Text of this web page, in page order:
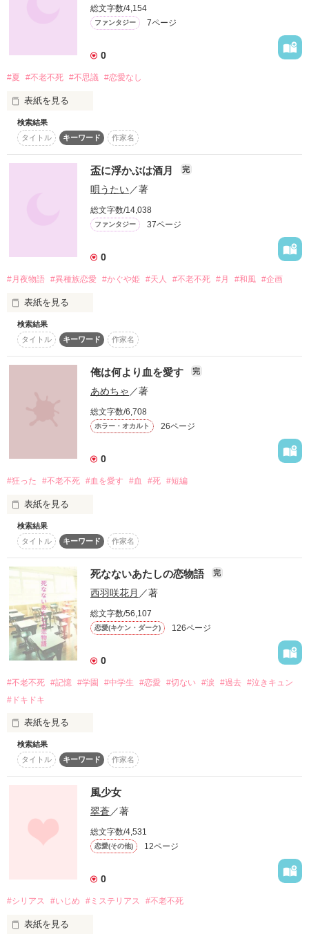
遠い遠い遥か昔に端を発する
悲劇に包まれた謎。
欲望は狂い咲き、血乱れ舞い散る。
あなたは
孤独に生きることになろうとも
永遠の命が欲しいですか────？
『Tagelied』
作品を読む
___________________
〈共に自由を目指そう｡〉
.
作品を読む
総文字数/4,154
ファンタジー 7ページ
0
#夏 #不老不死 #不思議 #恋愛なし
表紙を見る
夏の幻影
不老不死って、欲しいですか?
検索結果
タイトル
キーワード 作家名
盃に浮かぶは酒月 完
唄うたい／著
総文字数/14,038
ファンタジー 37ページ
0
#月夜物語 #異種族恋愛 #かぐや姫 #天人 #不老不死 #月 #和風 #企画
表紙を見る
貴女を捕まえることは
私にはできない
小さな盃の酒に映しても
貴女は手に入りはしないのに
空に浮かぶ月を
抱けよう？
作品を読む
検索結果
タイトル
キーワード 作家名
俺は何より血を愛す 完
あめちゃ ／著
総文字数/6,708
ホラー・オカルト 26ページ
0
#狂った #不老不死 #血を愛す #血 #死 #短編
表紙を見る
「お前は死ぬんだよ」
そう言われたから
お前を殺して血を飲んだ
「血を飲んでも
絶対になれるんだ
だからお前も殺してやる
俺は生きたいんだ...
検索結果
タイトル
キーワード 作家名
死なないあたしの恋物語 完
西羽咲花月 ／著
総文字数/56,107
恋愛(キケン・ダーク) 126ページ
0
#不老不死 #記憶 #学園 #中学生 #恋愛 #切ない #涙 #過去 #泣きキュン
#ドキドキ
表紙を見る
「死なないあたしの恋物語」
あたしが死なない体になったのは、もうずっと昔のこと
その時町は流行り病に侵されていて
どうにかあたしだけでも助けたいと考えた両親が
その時からあたしの体は不老不死になった
検索結果
タイトル
キーワード 作家名
風少女
翠蒼／著
総文字数/4,531
恋愛(その他) 12ページ
0
#シリアス #いじめ #ミステリアス #不老不死
表紙を見る